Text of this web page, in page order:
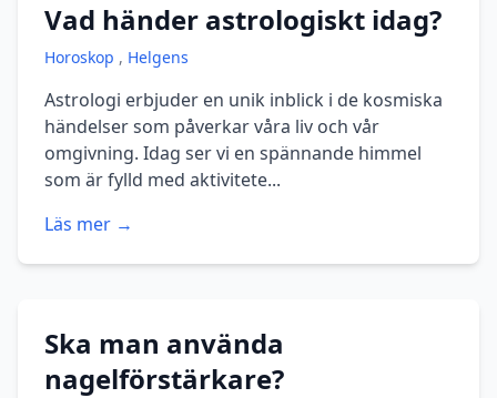
Vad händer astrologiskt idag?
Horoskop , Helgens
Astrologi erbjuder en unik inblick i de kosmiska
händelser som påverkar våra liv och vår
omgivning. Idag ser vi en spännande himmel
som är fylld med aktivitete...
Läs mer →
Ska man använda
nagelförstärkare?